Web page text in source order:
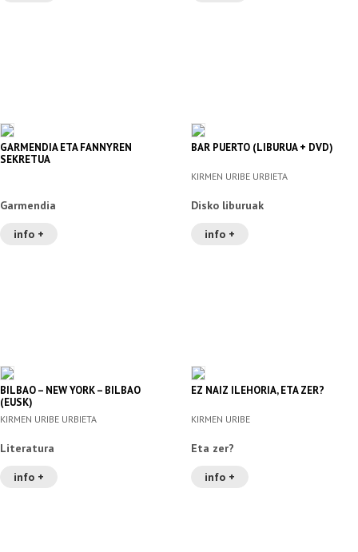
GARMENDIA ETA FANNYREN
SEKRETUA
Garmendia
info +
BAR PUERTO (LIBURUA + DVD)
KIRMEN URIBE URBIETA
Disko liburuak
info +
BILBAO – NEW YORK – BILBAO
(EUSK)
KIRMEN URIBE URBIETA
Literatura
info +
EZ NAIZ ILEHORIA, ETA ZER?
KIRMEN URIBE
Eta zer?
info +